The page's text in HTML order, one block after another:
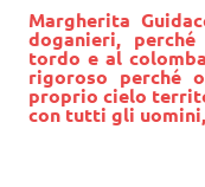
Margherita
doganieri,
tordo e al
rigoroso perché
proprio cielo
con tutti gli